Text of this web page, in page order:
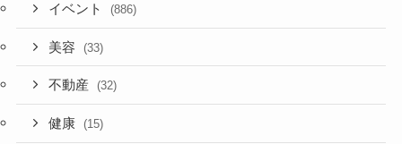
イベント (886)
美容 (33)
不動産 (32)
健康 (15)